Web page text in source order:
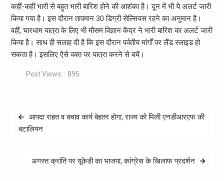
कहीं-कहीं भारी से बहुत भारी बारिश होने की आशंका है। दून में भी ये अलर्ट जारी
किया गया है। इस दौरान तापमान 30 डिग्री सेल्सियस रहने का अनुमान है।
वहीं, चारधाम यात्रा के लिए भी मौसम विज्ञान केंद्र ने भारी बारिश का अलर्ट जारी
किया है। साथ ही सलाह दी है कि इस दौरान पर्वतीय मांर्गों पर लैंड स्लाइड हो
सकता है। इसलिए ऐसे वक्त पर यात्रा करने से बचें।
Post Views: 895
Post
navigation
आपदा राहत व बचाव कार्य बेहतर होगा, राज्य को मिली एनडीआरएफ की
बटालियन
अगस्त क्रांति पर यूकेडी का भाजपा, कांग्रेस के खिलाफ प्रदर्शन